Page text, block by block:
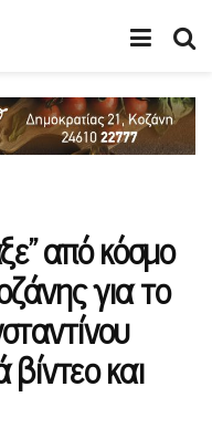
από κόσμο
για το
και